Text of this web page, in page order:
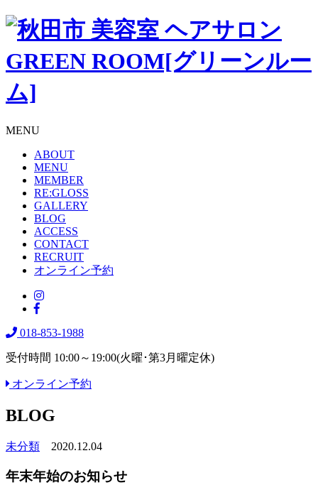
MENU
ABOUT
MENU
MEMBER
RE:GLOSS
GALLERY
BLOG
ACCESS
CONTACT
RECRUIT
オンライン予約
018-853-1988
受付時間 10:00～19:00(火曜･第3月曜定休)
オンライン予約
BLOG
未分類 2020.12.04
年末年始のお知らせ